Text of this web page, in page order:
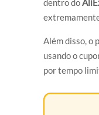
dentro do
Além disso, o
usando o
por tempo